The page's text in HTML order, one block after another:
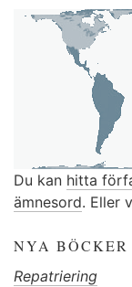
Du kan hitta
ämnesord. Eller
NYA BÖCKER
Repatriering